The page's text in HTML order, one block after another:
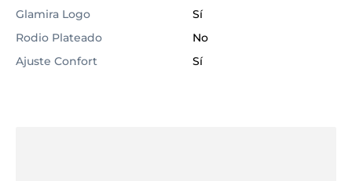
Glamira Logo
Sí
Rodio Plateado
No
Ajuste Confort
Sí